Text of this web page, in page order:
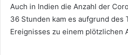
Auch in Indien die Anzahl der
36 Stunden kam es aufgrund des
Ereignisses zu einem plötzlichen